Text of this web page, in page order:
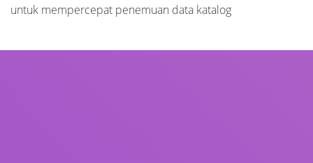
untuk mempercepat penemuan data katalog